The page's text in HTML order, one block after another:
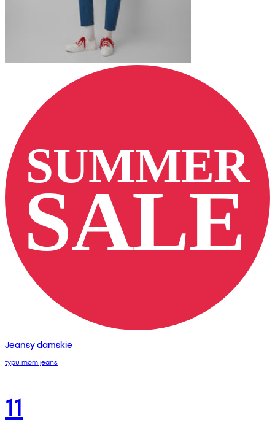
Jeansy damskie
typu mom jeans
11